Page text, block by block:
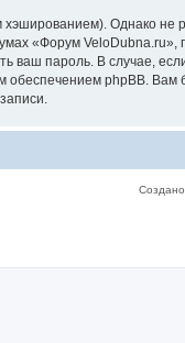
Однако не
«Форум
ваш пароль. В случае,
phpBB. Вам